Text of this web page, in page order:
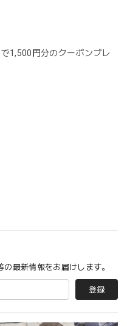
で1,500円分のクーポンプレ
最新情報をお届けします。
登録